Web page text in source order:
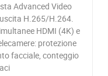
Advanced Video
H.265/H.264.
HDMI (4K) e
protezione
facciale, conteggio